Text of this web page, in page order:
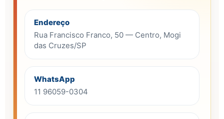
Endereço
Rua Francisco Franco, 50 — Centro, Mogi
das Cruzes/SP
WhatsApp
11 96059-0304